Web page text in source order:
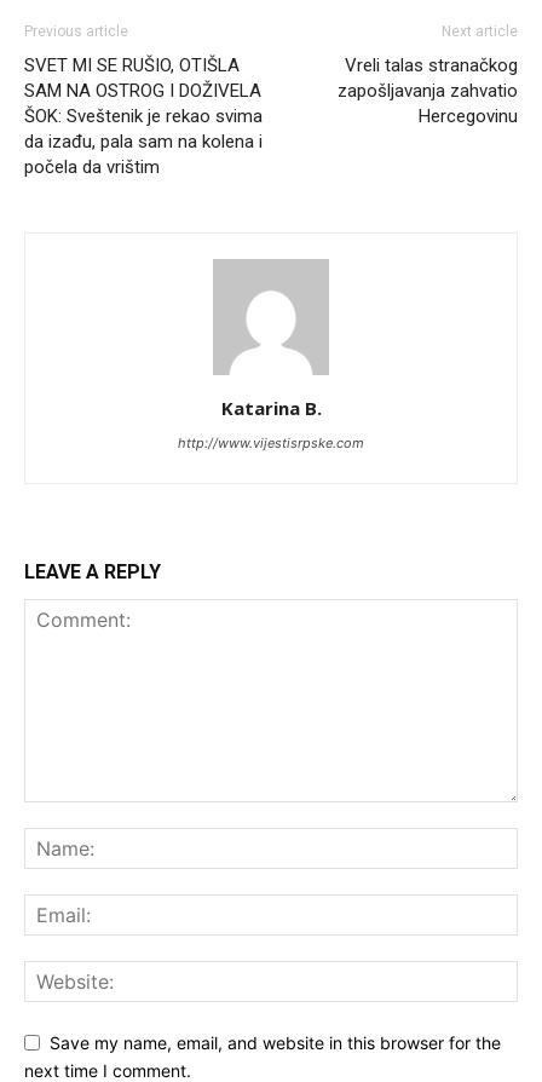
Previous article
SVET MI SE RUŠIO, OTIŠLA
SAM NA OSTROG I DOŽIVELA
ŠOK: Sveštenik je rekao svima
da izađu, pala sam na kolena i
počela da vrištim
Next article
Vreli talas stranačkog
zapošljavanja zahvatio
Hercegovinu
Katarina B.
http://www.vijestisrpske.com
LEAVE A REPLY
Save my name, email, and website in this browser for the
next time I comment.